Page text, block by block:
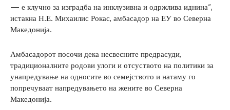
— е клучно за изградба на инклузивна и одржлива иднина“,
истакна Н.Е. Михаилис Рокас, амбасадор на ЕУ во Северна
Македонија.
Амбасадорот посочи дека несвесните предрасуди,
традиционалните родови улоги и отсуството на политики за
унапредување на односите во семејството и натаму го
попречуваат напредувањето на жените во Северна
Македонија.